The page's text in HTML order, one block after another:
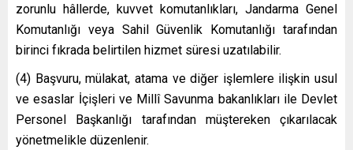
zorunlu hâllerde, kuvvet komutanlıkları, Jandarma Genel
Komutanlığı veya Sahil Güvenlik Komutanlığı tarafından
birinci fıkrada belirtilen hizmet süresi uzatılabilir.
(4) Başvuru, mülakat, atama ve diğer işlemlere ilişkin usul
ve esaslar İçişleri ve Millî Savunma bakanlıkları ile Devlet
Personel Başkanlığı tarafından müştereken çıkarılacak
yönetmelikle düzenlenir.